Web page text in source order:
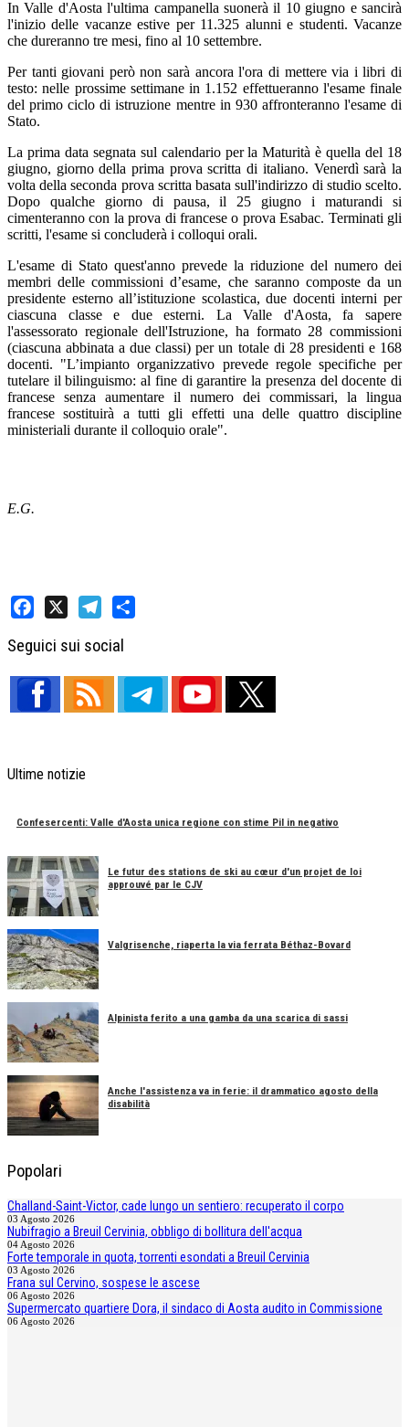
In Valle d'Aosta l'ultima campanella suonerà il 10 giugno e sancirà
l'inizio delle vacanze estive per 11.325 alunni e studenti. Vacanze
che dureranno tre mesi, fino al 10 settembre.
Per tanti giovani però non sarà ancora l'ora di mettere via i libri di
testo: nelle prossime settimane in 1.152 effettueranno l'esame finale
del primo ciclo di istruzione mentre in 930 affronteranno l'esame di
Stato.
La prima data segnata sul calendario per la Maturità è quella del 18
giugno, giorno della prima prova scritta di italiano. Venerdì sarà la
volta della seconda prova scritta basata sull'indirizzo di studio scelto.
Dopo qualche giorno di pausa, il 25 giugno i maturandi si
cimenteranno con la prova di francese o prova Esabac. Terminati gli
scritti, l'esame si concluderà i colloqui orali.
L'esame di Stato quest'anno prevede la riduzione del numero dei
membri delle commissioni d’esame, che saranno composte da un
presidente esterno all’istituzione scolastica, due docenti interni per
ciascuna classe e due esterni. La Valle d'Aosta, fa sapere
l'assessorato regionale dell'Istruzione, ha formato 28 commissioni
(ciascuna abbinata a due classi) per un totale di 28 presidenti e 168
docenti. "L’impianto organizzativo prevede regole specifiche per
tutelare il bilinguismo: al fine di garantire la presenza del docente di
francese senza aumentare il numero dei commissari, la lingua
francese sostituirà a tutti gli effetti una delle quattro discipline
ministeriali durante il colloquio orale".
E.G.
Seguici sui social
Ultime notizie
Confesercenti: Valle d'Aosta unica regione con stime Pil in negativo
Le futur des stations de ski au cœur d'un projet de loi
approuvé par le CJV
Valgrisenche, riaperta la via ferrata Béthaz-Bovard
Alpinista ferito a una gamba da una scarica di sassi
Anche l'assistenza va in ferie: il drammatico agosto della
disabilità
Popolari
Challand-Saint-Victor, cade lungo un sentiero: recuperato il corpo
03 Agosto 2026
Nubifragio a Breuil Cervinia, obbligo di bollitura dell'acqua
04 Agosto 2026
Forte temporale in quota, torrenti esondati a Breuil Cervinia
03 Agosto 2026
Frana sul Cervino, sospese le ascese
06 Agosto 2026
Supermercato quartiere Dora, il sindaco di Aosta audito in Commissione
06 Agosto 2026